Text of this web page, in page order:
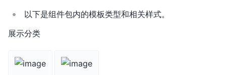
常见问题
以下是组件包内的模板类型和相关样式。
展示分类